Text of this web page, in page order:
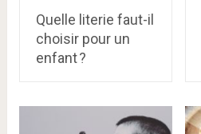
Quelle literie faut-il
choisir pour un
enfant ?